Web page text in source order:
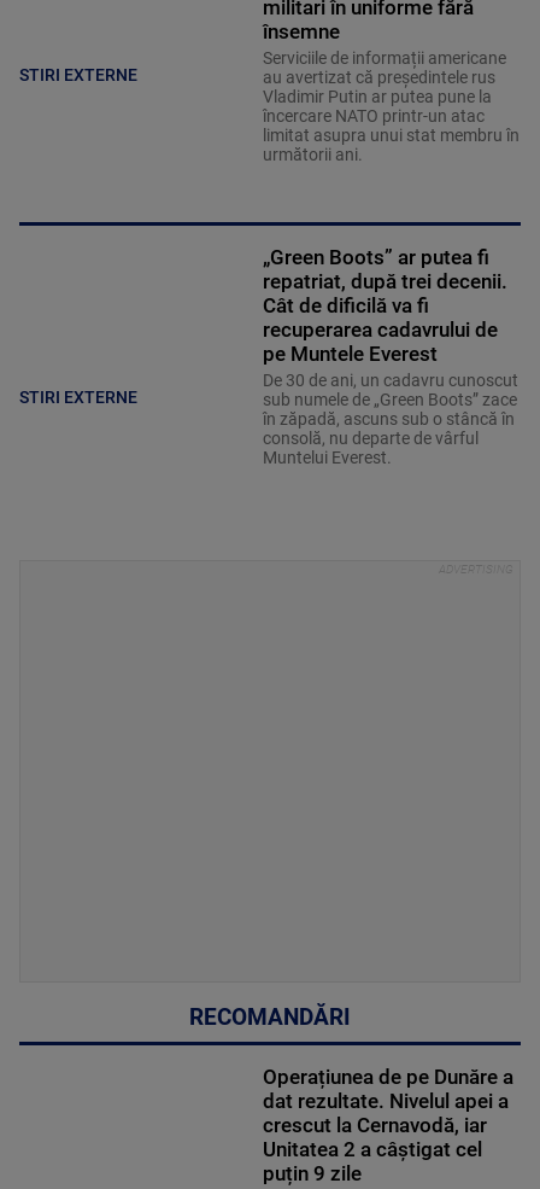
STIRI EXTERNE
militari în uniforme fără
însemne
Serviciile de informații americane
au avertizat că președintele rus
Vladimir Putin ar putea pune la
încercare NATO printr-un atac
limitat asupra unui stat membru în
următorii ani.
STIRI EXTERNE
„Green Boots” ar putea fi
repatriat, după trei decenii.
Cât de dificilă va fi
recuperarea cadavrului de
pe Muntele Everest
De 30 de ani, un cadavru cunoscut
sub numele de „Green Boots” zace
în zăpadă, ascuns sub o stâncă în
consolă, nu departe de vârful
Muntelui Everest.
RECOMANDĂRI
Operațiunea de pe Dunăre a
dat rezultate. Nivelul apei a
crescut la Cernavodă, iar
Unitatea 2 a câștigat cel
puțin 9 zile